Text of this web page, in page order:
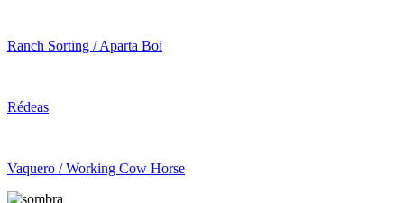
Ranch Sorting / Aparta Boi
Rédeas
Vaquero / Working Cow Horse